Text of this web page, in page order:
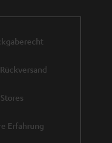
Erfahrung